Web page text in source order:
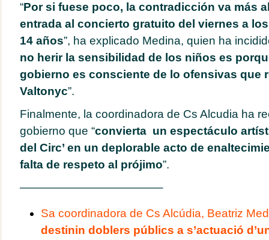
“Por si fuese poco, la contradicción va más
entrada al concierto gratuito del viernes a
14 años”, ha explicado Medina, quien ha
no herir la sensibilidad de los niños es
gobierno es consciente de lo ofensivas que
Valtonyc”.
Finalmente, la coordinadora de Cs Alcudia ha
gobierno que “convierta un espectáculo
del Circ’ en un deplorable acto de
falta de respeto al prójimo”.
————————————–
Sa coordinadora de Cs Alcúdia, Beatriz
destinin doblers públics a s’actuació